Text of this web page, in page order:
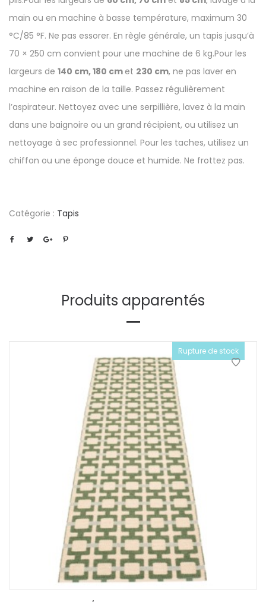
main ou en machine à basse température, maximum 30
°C/85 °F. Ne pas essorer. En règle générale, un tapis jusqu’à
70 × 250 cm convient pour une machine de 6 kg.Pour les
largeurs de 140 cm, 180 cm et 230 cm, ne pas laver en
machine en raison de la taille. Passez régulièrement
l’aspirateur. Nettoyez avec une serpillière, lavez à la main
dans une baignoire ou un grand récipient, ou utilisez un
nettoyage à sec professionnel. Pour les taches, utilisez un
chiffon ou une éponge douce et humide. Ne frottez pas.
Catégorie : Tapis
Produits apparentés
Rupture de stock